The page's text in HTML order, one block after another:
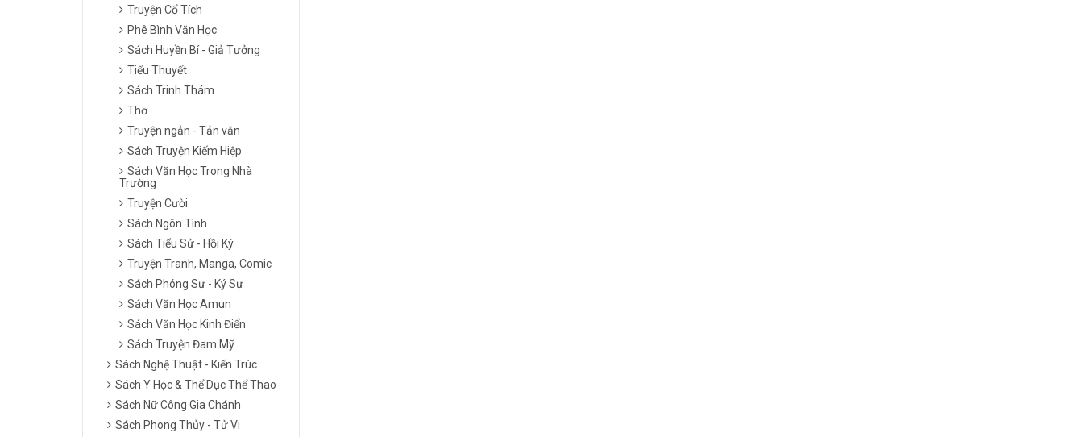
Truyện Cổ Tích
Phê Bình Văn Học
Sách Huyền Bí - Giả Tưởng
Tiểu Thuyết
Sách Trinh Thám
Thơ
Truyện ngắn - Tản văn
Sách Truyện Kiếm Hiệp
Sách Văn Học Trong Nhà
Trường
Truyện Cười
Sách Ngôn Tình
Sách Tiểu Sử - Hồi Ký
Truyện Tranh, Manga, Comic
Sách Phóng Sự - Ký Sự
Sách Văn Học Amun
Sách Văn Học Kinh Điển
Sách Truyện Đam Mỹ
Sách Nghệ Thuật - Kiến Trúc
Sách Y Học & Thể Dục Thể Thao
Sách Nữ Công Gia Chánh
Sách Phong Thủy - Tử Vi